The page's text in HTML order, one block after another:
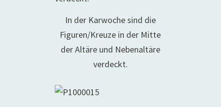
In der Karwoche sind die
Figuren/Kreuze in der Mitte
der Altäre und Nebenaltäre
verdeckt.